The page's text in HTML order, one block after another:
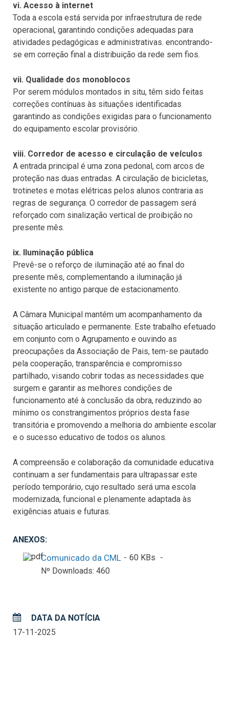
vi. Acesso à internet
Toda a escola está servida por infraestrutura de rede
operacional, garantindo condições adequadas para
atividades pedagógicas e administrativas. encontrando-
se em correção final a distribuição da rede sem fios.
vii. Qualidade dos monoblocos
Por serem módulos montados in situ, têm sido feitas
correções contínuas às situações identificadas
garantindo as condições exigidas para o funcionamento
do equipamento escolar provisório.
viii. Corredor de acesso e circulação de veículos
A entrada principal é uma zona pedonal, com arcos de
proteção nas duas entradas. A circulação de bicicletas,
trotinetes e motas elétricas pelos alunos contraria as
regras de segurança. O corredor de passagem será
reforçado com sinalização vertical de proibição no
presente mês.
ix. Iluminação pública
Prevê-se o reforço de iluminação até ao final do
presente mês, complementando a iluminação já
existente no antigo parque de estacionamento.
A Câmara Municipal mantém um acompanhamento da
situação articulado e permanente. Este trabalho efetuado
em conjunto com o Agrupamento e ouvindo as
preocupações da Associação de Pais, tem-se pautado
pela cooperação, transparência e compromisso
partilhado, visando cobrir todas as necessidades que
surgem e garantir as melhores condições de
funcionamento até à conclusão da obra, reduzindo ao
mínimo os constrangimentos próprios desta fase
transitória e promovendo a melhoria do ambiente escolar
e o sucesso educativo de todos os alunos.
A compreensão e colaboração da comunidade educativa
continuam a ser fundamentais para ultrapassar este
período temporário, cujo resultado será uma escola
modernizada, funcional e plenamente adaptada às
exigências atuais e futuras.
ANEXOS:
Comunicado da CML
60 KBs
Nº Downloads: 460
DATA DA NOTÍCIA
17-11-2025